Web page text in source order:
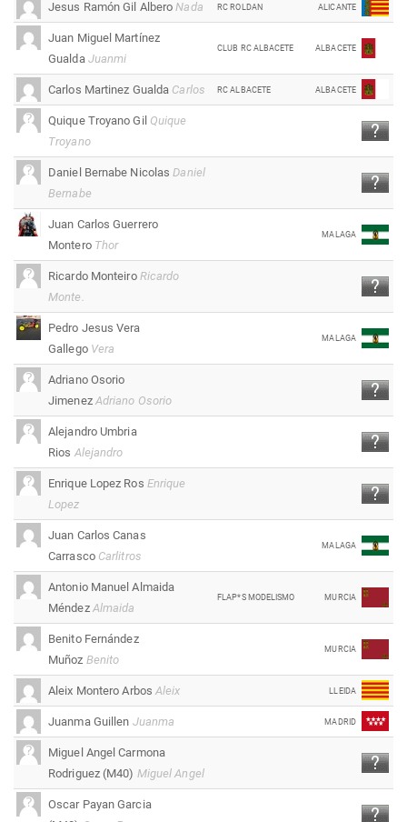
Jesus Ramón Gil AlberoNada RC ROLDAN ALICANTE
Juan Miguel Martínez
Gualda Juanmi
CLUB RC ALBACETE ALBACETE
Carlos Martinez Gualda Carlos RC ALBACETE ALBACETE
Quique Troyano Gil Quique
Troyano
Daniel Bernabe NicolasDaniel
Bernabe
Juan Carlos Guerrero
Montero Thor
MALAGA
Ricardo Monteiro Ricardo
Monte.
Pedro Jesus Vera
Gallego Vera
MALAGA
Adriano Osorio
Jimenez Adriano Osorio
Alejandro Umbria
Rios Alejandro
Enrique Lopez Ros Enrique
Lopez
Juan Carlos Canas
Carrasco Carlitros
MALAGA
Antonio Manuel Almaida
Méndez Almaida
FLAP*S MODELISMO MURCIA
Benito Fernández
Muñoz Benito
MURCIA
Aleix Montero Arbos Aleix LLEIDA
Juanma Guillen Juanma MADRID
Miguel Angel Carmona
Rodriguez (M40) Miguel Angel
Oscar Payan Garcia